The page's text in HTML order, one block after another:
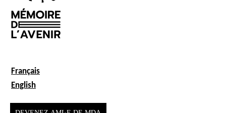
English
Français